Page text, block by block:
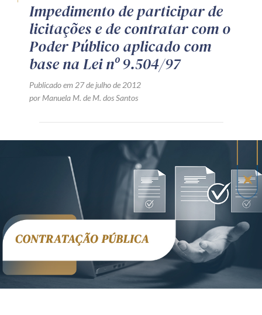
Impedimento de participar de
licitações e de contratar com o
Poder Público aplicado com
base na Lei nº 9.504/97
Publicado em 27 de julho de 2012
por Manuela M. de M. dos Santos